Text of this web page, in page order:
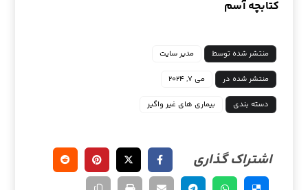
کتابچه آسم
منتشر شده توسط مدیر سایت
منتشر شده در می ۷, ۲۰۲۴
دسته بندی بیماری های غیر واگیر